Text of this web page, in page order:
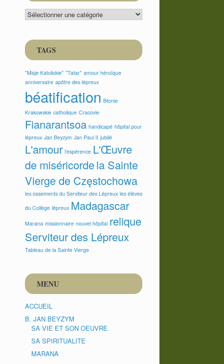
CATEGORIES
TAGS
"Misje Katolickie" "Tatar" amour héroïque
anniversaire apôtre des lépreux
béatification Błonie
Krakowskie catholique Cracovie
Fianarantsoa handicapé hôpital pour
lépreux Jan Beyzym Jan Paul II jubilé
L'amour l'espérence L'Œuvre
de miséricordela Sainte
Vierge de Częstochowa
les ossements du Serviteur des Lépreux les élèves
du Collège lépreux Madagascar
Marana missionnaire nouvel hôpital relique
Serviteur des Lépreux
Tableau de la Sainte Vierge
MENU
ACCUEIL
B. JAN BEYZYM
SA VIE ET SON OEUVRE
SA SPIRITUALITE
MARANA